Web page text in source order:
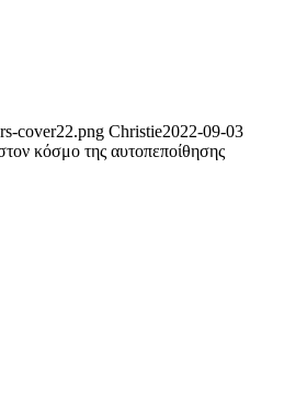
cover22.png Christie2022-09-03
κόσμο της αυτοπεποίθησης